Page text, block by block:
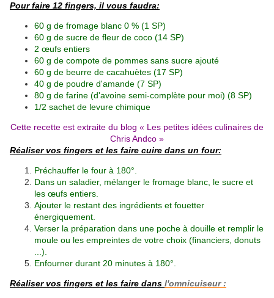
Pour faire 12 fingers, il vous faudra:
60 g de fromage blanc 0 % (1 SP)
60 g de sucre de fleur de coco (14 SP)
2 œufs entiers
60 g de compote de pommes sans sucre ajouté
60 g de beurre de cacahuètes (17 SP)
40 g de poudre d'amande (7 SP)
80 g de farine (d'avoine semi-complète pour moi) (8 SP)
1/2 sachet de levure chimique
Cette recette est extraite du blog « Les petites idées culinaires de
Chris Andco »
Réaliser vos fingers et les faire cuire dans un four:
Préchauffer le four à 180°.
Dans un saladier, mélanger le fromage blanc, le sucre et
les œufs entiers.
Ajouter le restant des ingrédients et fouetter
énergiquement.
Verser la préparation dans une poche à douille et remplir le
moule ou les empreintes de votre choix (financiers, donuts
...).
Enfourner durant 20 minutes à 180°.
Réaliser vos fingers et les faire dans l'omnicuiseur :